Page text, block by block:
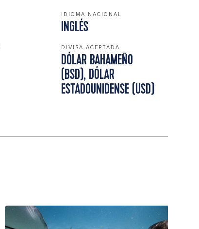
IDIOMA NACIONAL
INGLÉS
DIVISA ACEPTADA
DÓLAR BAHAMEÑO
(BSD), DÓLAR
ESTADOUNIDENSE (USD)